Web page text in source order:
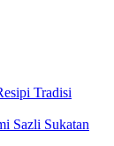
Tradisi
Sazli Sukatan